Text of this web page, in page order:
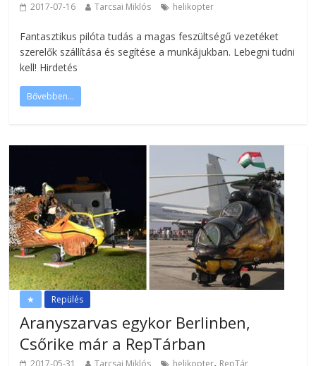
2017-07-16 Tarcsai Miklós helikopter
Fantasztikus pilóta tudás a magas feszültségű vezetéket
szerelők szállítása és segítése a munkájukban. Lebegni tudni
kell! Hirdetés
Bővebben...
★ Repülés
Aranyszarvas egykor Berlinben,
Csőrike már a RepTárban
2017-05-31 Tarcsai Miklós helikopter, RepTár